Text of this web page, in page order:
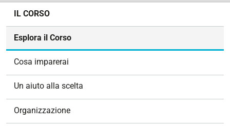
IL CORSO
Esplora il Corso
Cosa imparerai
Un aiuto alla scelta
Organizzazione